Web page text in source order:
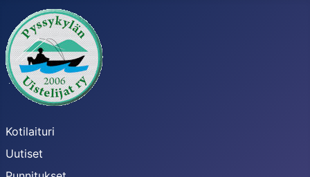
Kotilaituri
Uutiset